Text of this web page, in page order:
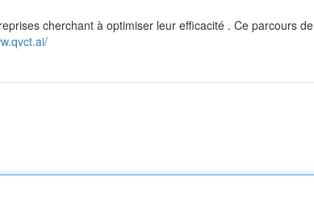
cherchant à optimiser leur efficacité . Ce parcours de